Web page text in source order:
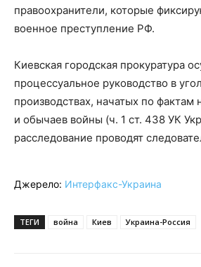
правоохранители, которые
военное преступление РФ.
Киевская городская прокуратура
процессуальное руководство в
производствах, начатых по фактам
и обычаев войны (ч. 1 ст. 438 УК
расследование проводят
Джерело: Интерфакс-Украина
ТЕГИ война Киев Украина-Россия